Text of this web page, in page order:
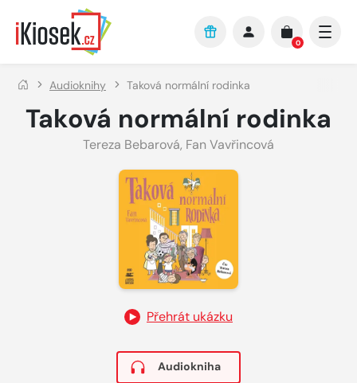
Přejít na hlavní obsah
0
Audioknihy Taková normální rodinka
Taková normální rodinka
Tereza Bebarová, Fan Vavřincová
Přehrát ukázku
Audiokniha